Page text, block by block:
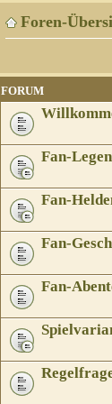
Foren-
FORUM
Fan-
Fan-
Fan-
Fan-